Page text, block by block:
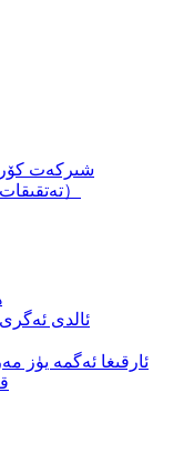
شىركەت
R&D （تەتقىقات ۋە زاۋۇت ساياھىتى）
ئالدى
ئارقىغا ئەگمە يۈز